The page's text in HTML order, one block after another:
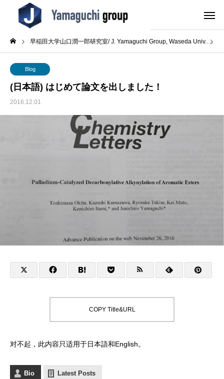
早稲田大学山口潤一郎研究室/ J. Yamaguchi Group, Waseda Univ.
Blog
(日本語) はじめて論文を出しました！
2016.12.01
COPY Title&URL
对不起，此内容只适用于日本語和English。
Bio Latest Posts